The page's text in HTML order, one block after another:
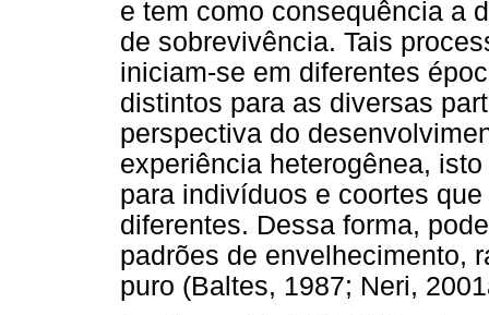
e tem como consequência a
de sobrevivência. Tais
iniciam-se em diferentes
distintos para as diversas
perspectiva do
experiência heterogênea,
para indivíduos e coortes
diferentes. Dessa forma,
padrões de envelhecimento,
puro (Baltes, 1987; Neri,